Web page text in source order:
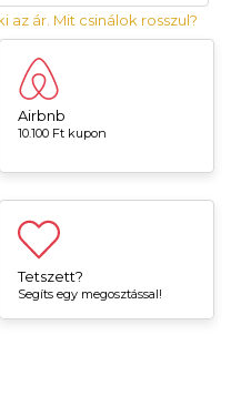
az ár. Mit csinálok rosszul?
Airbnb
10.100 Ft kupon
Tetszett?
Segíts egy megosztással!